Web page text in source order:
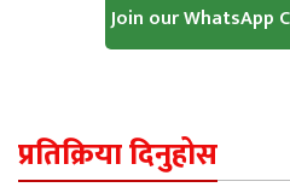
Join our WhatsApp
प्रतिक्रिया दिनुहोस